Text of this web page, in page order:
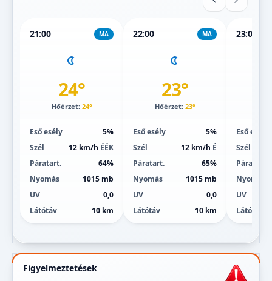
21:00 MA
24°
Hőérzet: 24°
Eső esély
5%
Szél
12 km/h ÉÉK
Páratart.
64%
Nyomás
1015 mb
UV
0,0
Látótáv
10 km
22:00 MA
23°
Hőérzet: 23°
Eső esély
5%
Szél
12 km/h É
Páratart.
65%
Nyomás
1015 mb
UV
0,0
Látótáv
10 km
23:00
Eső esély
Szél
Páratart.
Nyomás
UV
Látótáv
Figyelmeztetések